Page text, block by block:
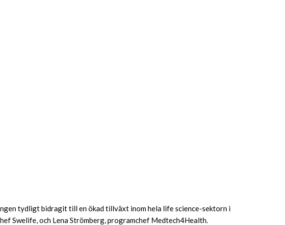
tydligt bidragit till en ökad tillväxt inom hela life science-sektorn i
Swelife, och Lena Strömberg, programchef Medtech4Health.